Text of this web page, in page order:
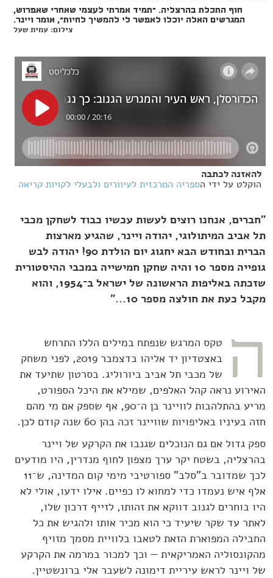
חוף התכלת בהרצליה. "תמיד אמרתי לעצמי שאחרי שאפרוש,
המגרשים האלה יוכלו לאפשר לי להמשיך לחיות", אומר ויינר.
צילום: עמית שעל
להאזנה לכתבה
הוקלט על ידי הספריה המרכזית לעיוורים ולבעלי לקויות קריאה
"חברים, אנחנו רוצים לעשות עכשיו כבוד לשחקן מכבי
תל אביב המיתולוגי, יהודה ויינר, שהגיע מארצות
הברית ובחודש הבא יחגוג יום הולדת 90! יהודה לבש
גופייה מספר 10 והיה שחקן חמישייה במכבי ההיסטורית
שזכתה באליפות הראשונה של ישראל ב־1954, והוא
מקבל כעת את חולצה מספר 10..."
ה
טקס המרגש שנפתח במילים הללו התרחש
באצטדיון יד אליהו בדצמבר 2019, לפני משחק
של מכבי תל אביב ביורוליג. בסרטון שתיעד את
האירוע נראה קהל האלפים, שמילא את היכל הספורט,
מריע בהתלהבות לוויינר בן ה־90, אף שספק אם מי מהם
חזה בעיניו באליפויות שוויינר זכה בהן 60 שנה קודם לכן.
ספק גדול אם גם הנוכלים שגנבו את הקרקע של ויינר
בהרצליה, בשטח יקר ערך מצפון לחוף מנדרין, היו מודעים
לכך שמדובר ב"סלב" ספורטיבי מימי קום המדינה, ש־11
אלף איש נעמדו כדי למחוא לו כפיים. אילו ידעו, אולי לא
היו בוחרים לגנוב דווקא את זהותו, לזייף דרכון שלו,
לאתר עד שקר שיעיד כי הוא מכיר אותו ולהגיש את כל
החבילה המפוארת הזאת לטאבו בלוויית מסמך מזויף
מהקונסוליה האמריקאית — וכך למכור במרמה את הקרקע
של ויינר לראש עיריית דימונה לשעבר אלי ברונשטיין.